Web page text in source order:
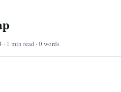
1 min read · 0 words